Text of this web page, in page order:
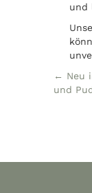
und
← Neu
und